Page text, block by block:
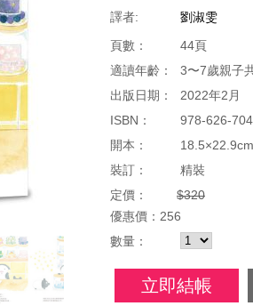
譯者:
劉淑雯
頁數：
44頁
適讀年齡：
3〜7歲親子
出版日期：
2022年2月
ISBN：
978-626-
開本：
18.5×22.9cm
裝訂：
精裝
定價：
$320
優惠價： 256
數量：
立即結帳